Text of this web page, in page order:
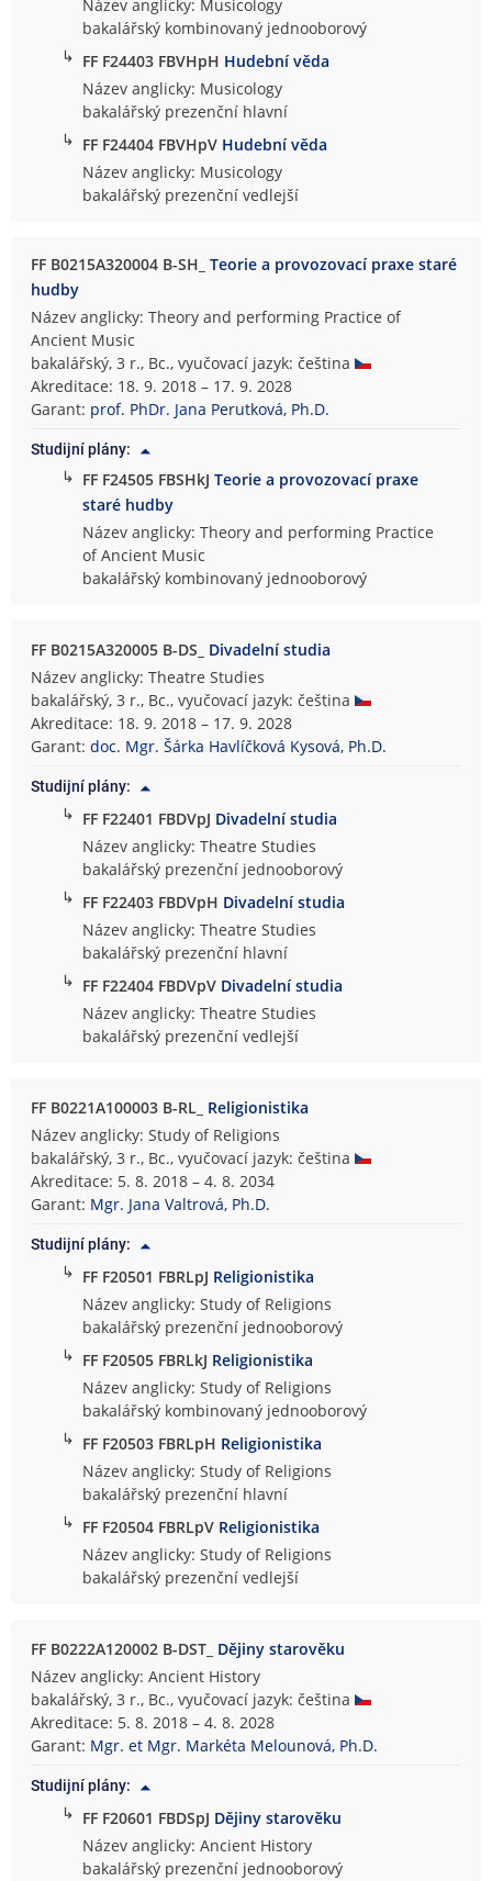
Název anglicky: Musicology
bakalářský kombinovaný jednooborový
↳ FF F24403 FBVHpH Hudební věda
Název anglicky: Musicology
bakalářský prezenční hlavní
↳ FF F24404 FBVHpV Hudební věda
Název anglicky: Musicology
bakalářský prezenční vedlejší
FF B0215A320004 B-SH_Teorie a provozovací praxe staré
hudby
Název anglicky: Theory and performing Practice of
Ancient Music
bakalářský, 3 r., Bc., vyučovací jazyk: čeština
Akreditace: 18. 9. 2018 – 17. 9. 2028
Garant: prof. PhDr. Jana Perutková, Ph.D.
Studijní plány:
↳ FF F24505 FBSHkJTeorie a provozovací praxe
staré hudby
Název anglicky: Theory and performing Practice
of Ancient Music
bakalářský kombinovaný jednooborový
FF B0215A320005 B-DS_ Divadelní studia
Název anglicky: Theatre Studies
bakalářský, 3 r., Bc., vyučovací jazyk: čeština
Akreditace: 18. 9. 2018 – 17. 9. 2028
Garant:doc. Mgr. Šárka Havlíčková Kysová, Ph.D.
Studijní plány:
↳ FF F22401 FBDVpJ Divadelní studia
Název anglicky: Theatre Studies
bakalářský prezenční jednooborový
↳ FF F22403 FBDVpH Divadelní studia
Název anglicky: Theatre Studies
bakalářský prezenční hlavní
↳ FF F22404 FBDVpV Divadelní studia
Název anglicky: Theatre Studies
bakalářský prezenční vedlejší
FF B0221A100003 B-RL_ Religionistika
Název anglicky: Study of Religions
bakalářský, 3 r., Bc., vyučovací jazyk: čeština
Akreditace: 5. 8. 2018 – 4. 8. 2034
Garant: Mgr. Jana Valtrová, Ph.D.
Studijní plány:
↳ FF F20501 FBRLpJ Religionistika
Název anglicky: Study of Religions
bakalářský prezenční jednooborový
↳ FF F20505 FBRLkJ Religionistika
Název anglicky: Study of Religions
bakalářský kombinovaný jednooborový
↳ FF F20503 FBRLpH Religionistika
Název anglicky: Study of Religions
bakalářský prezenční hlavní
↳ FF F20504 FBRLpV Religionistika
Název anglicky: Study of Religions
bakalářský prezenční vedlejší
FF B0222A120002 B-DST_ Dějiny starověku
Název anglicky: Ancient History
bakalářský, 3 r., Bc., vyučovací jazyk: čeština
Akreditace: 5. 8. 2018 – 4. 8. 2028
Garant: Mgr. et Mgr. Markéta Melounová, Ph.D.
Studijní plány:
↳ FF F20601 FBDSpJ Dějiny starověku
Název anglicky: Ancient History
bakalářský prezenční jednooborový